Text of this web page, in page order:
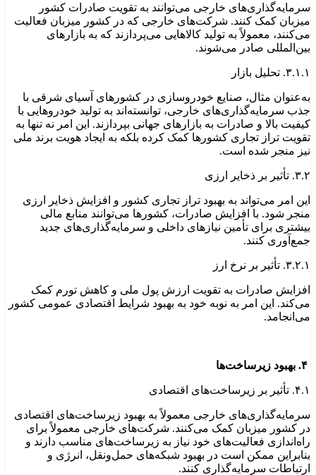
سرمایه‌گذاری‌های خارجی می‌توانند به تقویت صادرات کشور
میزبان کمک کنند. شرکت‌های خارجی که در کشور میزبان فعالیت
می‌کنند، معمولاً به تولید کالاهایی می‌پردازند که به بازارهای
بین‌المللی صادر می‌شوند.
۳.۱.۱. تحلیل بازار
به‌عنوان مثال، صنایع خودروسازی در کشورهای آسیای شرقی با
جذب سرمایه‌گذاری‌های خارجی، توانسته‌اند به تولید خودروهایی با
کیفیت بالا و صادرات به بازارهای جهانی بپردازند. این امر نه تنها به
تقویت تراز تجاری کشورها کمک کرده بلکه به ایجاد هویت برند ملی
نیز منجر شده است.
۳.۲. تأثیر بر ذخایر ارزی
این امر می‌تواند به بهبود تراز تجاری کشور و افزایش ذخایر ارزی
منجر شود. با افزایش صادرات، کشورها می‌توانند منابع مالی
بیشتری برای تأمین نیازهای داخلی و سرمایه‌گذاری‌های جدید
جمع‌آوری کنند.
۳.۲.۱. تأثیر بر نرخ ارز
افزایش صادرات به تقویت ارزش پول ملی و کاهش تورم کمک
می‌کند. این امر به نوبه خود به بهبود شرایط اقتصادی عمومی کشور
می‌انجامد.
۴.۱. تأثیر بر زیرساخت‌های اقتصادی
سرمایه‌گذاری‌های خارجی معمولاً به بهبود زیرساخت‌های اقتصادی
در کشور میزبان کمک می‌کنند. شرکت‌های خارجی معمولاً برای
راه‌اندازی فعالیت‌های خود نیاز به زیرساخت‌های مناسب دارند و
بنابراین ممکن است در بهبود شبکه‌های حمل‌ونقل، انرژی و
ارتباطات سرمایه‌گذاری کنند.